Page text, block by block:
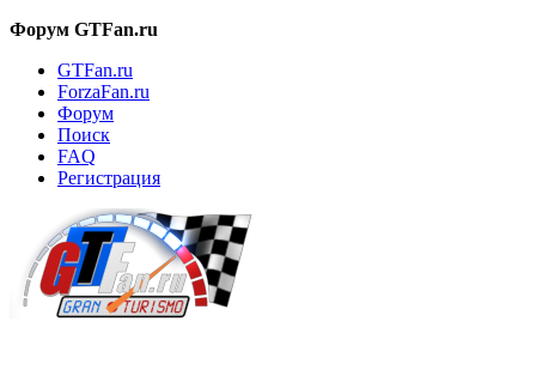
Форум GTFan.ru
GTFan.ru
ForzaFan.ru
Форум
Поиск
FAQ
Регистрация